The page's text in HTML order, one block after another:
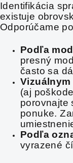
Identifikácia
existuje
Odporúčame
Podľa
presný
často sa
(aj
porovnajte
ponuke.
Podľa
vyrazené